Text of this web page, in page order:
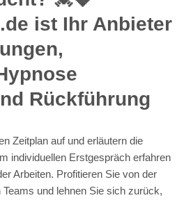
ist Ihr Anbieter
Rückführung
Zeitplan auf und erläutern die
individuellen Erstgespräch erfahren
Arbeiten. Profitieren Sie von der
und lehnen Sie sich zurück,